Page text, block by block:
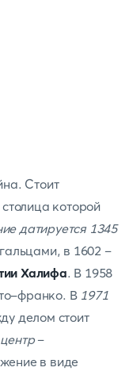
Стоит
которой
датируется 1345
в 1602 –
Халифа. В 1958
франко. В 1971
делом стоит
–
в виде